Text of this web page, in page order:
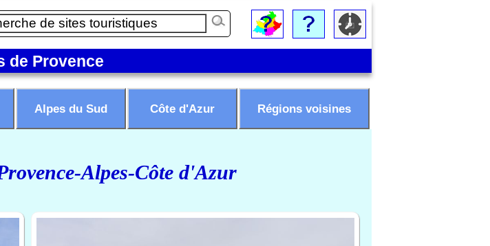
de Provence
Alpes du Sud Côte d'Azur Régions voisines
Alpes-Côte d'Azur